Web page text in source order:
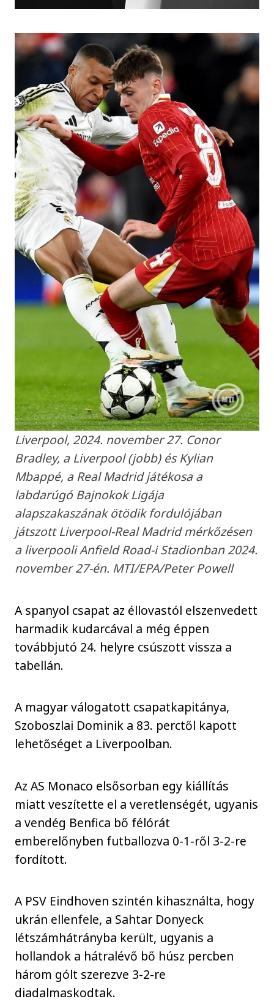
Liverpool, 2024. november 27. Conor
Bradley, a Liverpool (jobb) és Kylian
Mbappé, a Real Madrid játékosa a
labdarúgó Bajnokok Ligája
alapszakaszának ötödik fordulójában
játszott Liverpool-Real Madrid mérkőzésen
a liverpooli Anfield Road-i Stadionban 2024.
november 27-én. MTI/EPA/Peter Powell
A spanyol csapat az éllovastól elszenvedett
harmadik kudarcával a még éppen
továbbjutó 24. helyre csúszott vissza a
tabellán.
A magyar válogatott csapatkapitánya,
Szoboszlai Dominik a 83. perctől kapott
lehetőséget a Liverpoolban.
Az AS Monaco elsősorban egy kiállítás
miatt veszítette el a veretlenségét, ugyanis
a vendég Benfica bő félórát
emberelőnyben futballozva 0-1-ről 3-2-re
fordított.
A PSV Eindhoven szintén kihasználta, hogy
ukrán ellenfele, a Sahtar Donyeck
létszámhátrányba került, ugyanis a
hollandok a hátralévő bő húsz percben
három gólt szerezve 3-2-re
diadalmaskodtak.